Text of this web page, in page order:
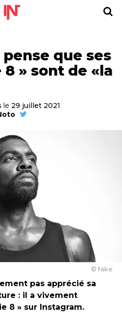
que ses
» sont de «la
le 29 juillet 2021
© Nike
pas apprécié sa
: il a vivement
8 » sur Instagram.